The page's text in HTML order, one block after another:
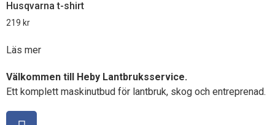
Husqvarna t-shirt
219 kr
Läs mer
Välkommen till Heby Lantbruksservice.
Ett komplett maskinutbud för lantbruk, skog och entreprenad.